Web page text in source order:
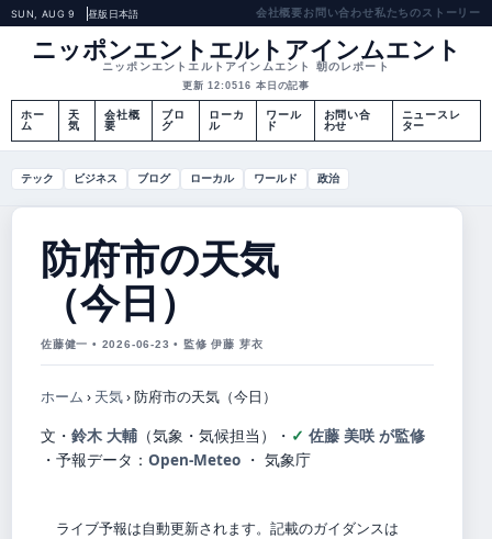
SUN, AUG 9 昼版 日本語 会社概要お問い合わせ私たちのストーリー
ニッポンエントエルトアインムエント
ニッポンエントエルトアインムエント 朝のレポート
更新 12:0516 本日の記事
ホー
ム
天
気
会社概
要
ブロ
グ
ローカ
ル
ワール
ド
お問い合
わせ
ニュースレ
ター
テック ビジネス ブログ ローカル ワールド 政治
防府市の天気
（今日）
佐藤健一 • 2026-06-23 • 監修 伊藤 芽衣
ホーム › 天気›防府市の天気（今日）
文・ 鈴木 大輔 （気象・気候担当） ・
佐藤 美咲 が監修
・ 予報データ： Open-Meteo ・ 気象庁
ライブ予報は自動更新されます。記載のガイダンスは